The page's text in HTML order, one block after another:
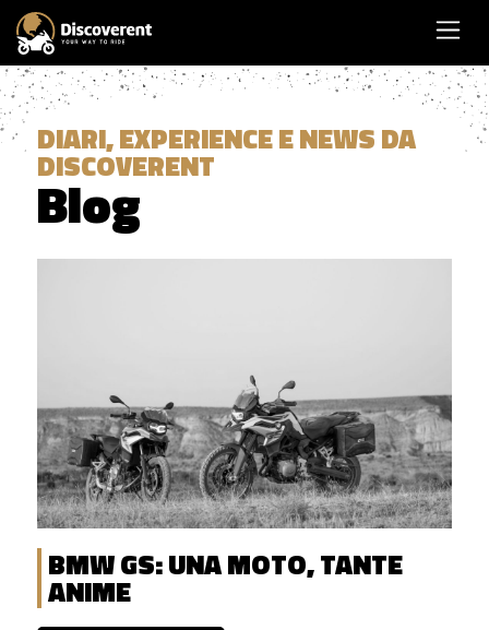
DIARI, EXPERIENCE E NEWS DA
DISCOVERENT
Blog
BMW GS: UNA MOTO, TANTE
ANIME